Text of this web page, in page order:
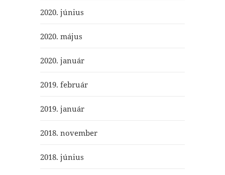
2020. június
2020. május
2020. január
2019. február
2019. január
2018. november
2018. június